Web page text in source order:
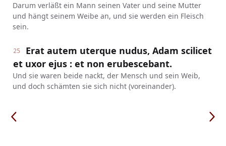
Darum verläßt ein Mann seinen Vater und seine Mutter
und hängt seinem Weibe an, und sie werden ein Fleisch
sein.
25
Erat autem uterque nudus, Adam scilicet
et uxor ejus : et non erubescebant.
Und sie waren beide nackt, der Mensch und sein Weib,
und doch schämten sie sich nicht (voreinander).